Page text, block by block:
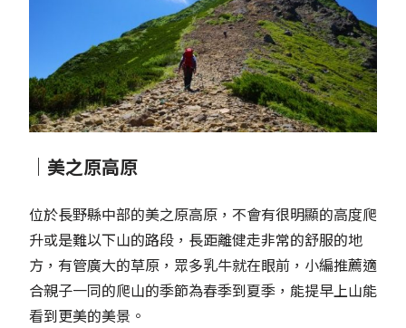
｜美之原高原
位於長野縣中部的美之原高原，不會有很明顯的高度爬
升或是難以下山的路段，長距離健走非常的舒服的地
方，有管廣大的草原，眾多乳牛就在眼前，小編推薦適
合親子一同的爬山的季節為春季到夏季，能提早上山能
看到更美的美景。